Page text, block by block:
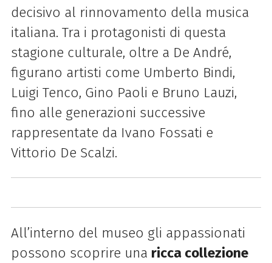
decisivo al rinnovamento della musica
italiana. Tra i protagonisti di questa
stagione culturale, oltre a De André,
figurano artisti come Umberto Bindi,
Luigi Tenco, Gino Paoli e Bruno Lauzi,
fino alle generazioni successive
rappresentate da Ivano Fossati e
Vittorio De Scalzi.
All’interno del museo gli appassionati
possono scoprire una ricca collezione